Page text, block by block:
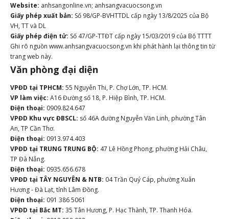
Website: anhsangonline.vn; anhsangvacuocsong.vn
Giấy phép xuất bản: Số 98/GP-BVHTTDL cấp ngày 13/8/2025 của Bộ
VH, TT và DL
Giấy phép điện tử: Số 47/GP-TTĐT cấp ngày 15/03/2019 của Bộ TTTT
Ghi rõ nguồn www.anhsangvacuocsong.vn khi phát hành lại thông tin từ
trang web này.
Văn phòng đại diện
VPĐD tại TPHCM: 55 Nguyễn Thi, P. Chợ Lớn, TP. HCM.
VP làm việc: A16 Đường số 18, P. Hiệp Bình, TP. HCM.
Điện thoại: 0909.824.647
VPĐD Khu vực ĐBSCL: số 46A đường Nguyễn Văn Linh, phường Tân
An, TP Cần Thơ.
Điện thoại: 0913.974.403
VPĐD tại TRUNG TRUNG BỘ: 47 Lê Hồng Phong, phường Hải Châu,
TP Đà Nẵng.
Điện thoại: 0935.656.678
VPĐD tại TÂY NGUYÊN & NTB: 04 Trần Quý Cáp, phường Xuân
Hương - Đà Lạt, tỉnh Lâm Đồng.
Điện thoại: 091 386 5061
VPĐD tại Bắc MT: 35 Tân Hương, P. Hạc Thành, TP. Thanh Hóa.